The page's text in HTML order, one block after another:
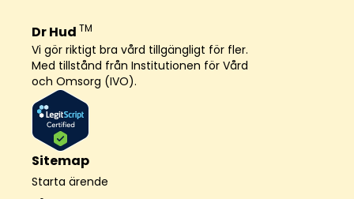
Dr Hud TM
Vi gör riktigt bra vård tillgängligt för fler.
Med tillstånd från Institutionen för Vård
och Omsorg (IVO).
Sitemap
Starta ärende